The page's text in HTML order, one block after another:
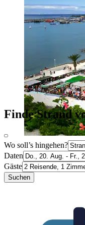
Finde Strand
Wo soll’s hingehen?
Daten
Gäste
Suchen